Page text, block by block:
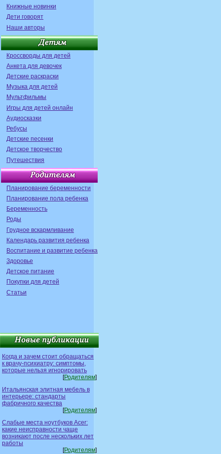
Книжные новинки
Дети говорят
Наши авторы
Кроссворды для детей
Анкета для девочек
Детские раскраски
Музыка для детей
Мультфильмы
Игры для детей онлайн
Аудиосказки
Ребусы
Детские песенки
Детское творчество
Путешествия
Планирование беременности
Планирование пола ребенка
Беременность
Роды
Грудное вскармливание
Календарь развития ребенка
Воспитание и развитие ребенка
Здоровье
Детское питание
Покупки для детей
Статьи
Когда и зачем стоит обращаться
к врачу-психиатру: симптомы,
которые нельзя игнорировать
[Родителям]
Итальянская элитная мебель в
интерьере: стандарты
фабричного качества
[Родителям]
Слабые места ноутбуков Acer:
какие неисправности чаще
возникают после нескольких лет
работы
[Родителям]